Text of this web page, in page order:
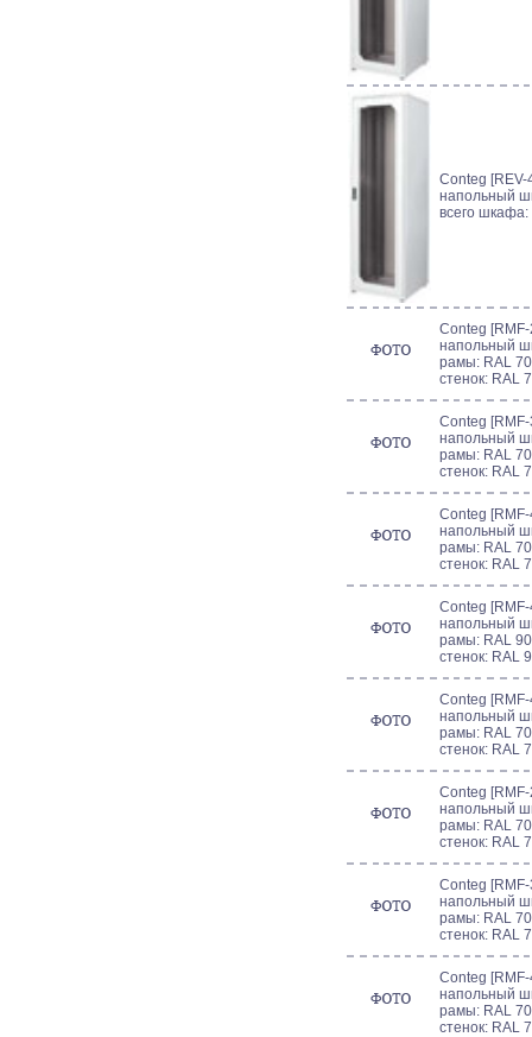
Conteg
напольный
всего
Conteg
напольный
рамы: RAL
стенок: RAL
Conteg
напольный
рамы: RAL
стенок: RAL
Conteg
напольный
рамы: RAL
стенок: RAL
Conteg
напольный
рамы: RAL
стенок: RAL
Conteg
напольный
рамы: RAL
стенок: RAL
Conteg
напольный
рамы: RAL
стенок: RAL
Conteg
напольный
рамы: RAL
стенок: RAL
Conteg
напольный
рамы: RAL
стенок: RAL